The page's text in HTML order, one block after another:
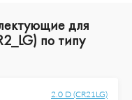
для
по типу
2.0 D (CR21LG)